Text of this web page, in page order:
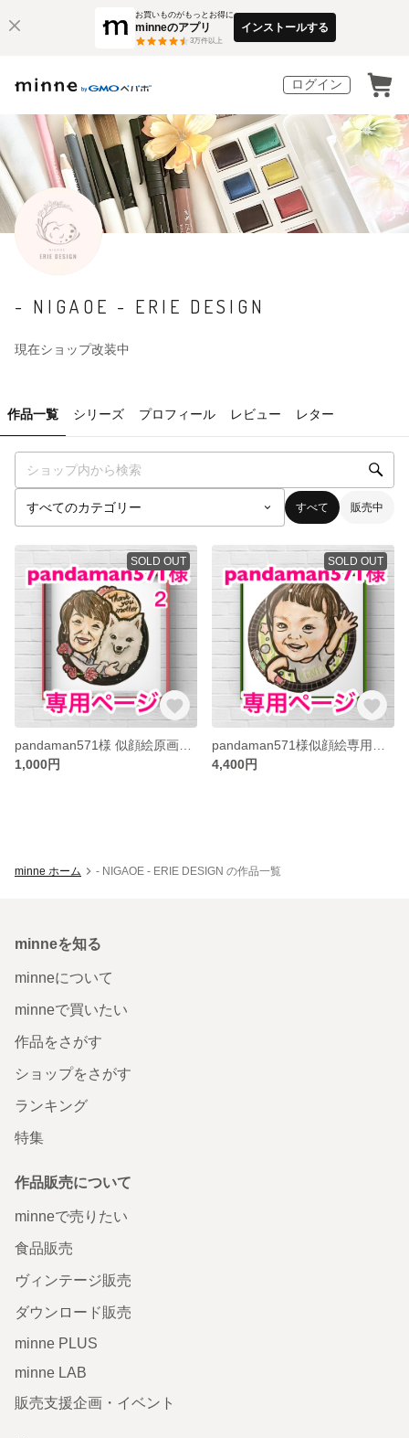
お買いものがもっとお得に
minneのアプリ
3万件以上
インストールする
ログイン
- NIGAOE - ERIE DESIGN
現在ショップ改装中
作品一覧 シリーズ プロフィール レビュー レター
すべて 販売中
SOLD OUT
1,000円
SOLD OUT
4,400円
minne ホーム - NIGAOE - ERIE DESIGN の作品一覧
minneを知る
minneについて
minneで買いたい
作品をさがす
ショップをさがす
ランキング
特集
作品販売について
minneで売りたい
食品販売
ヴィンテージ販売
ダウンロード販売
minne PLUS
minne LAB
販売支援企画・イベント